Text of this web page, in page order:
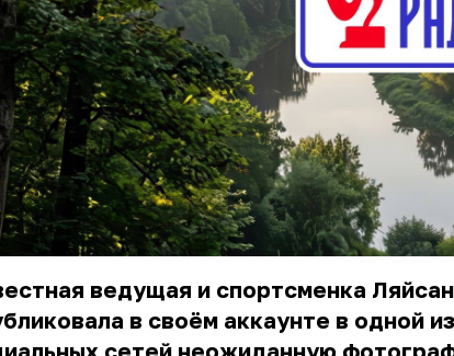
ведущая и спортсменка
в своём аккаунте в одной
сетей неожиданную